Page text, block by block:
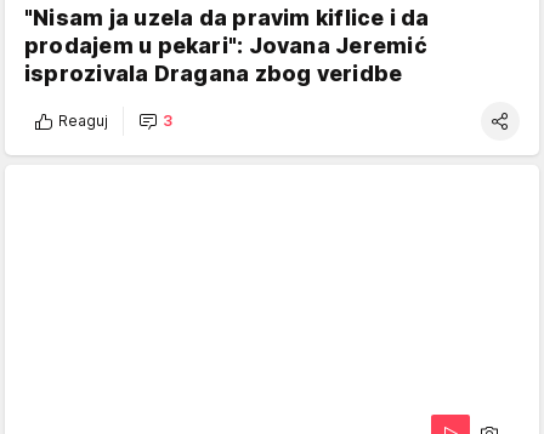
"Nisam ja uzela da pravim kiflice i da
prodajem u pekari": Jovana Jeremić
isprozivala Dragana zbog veridbe
Reaguj 3